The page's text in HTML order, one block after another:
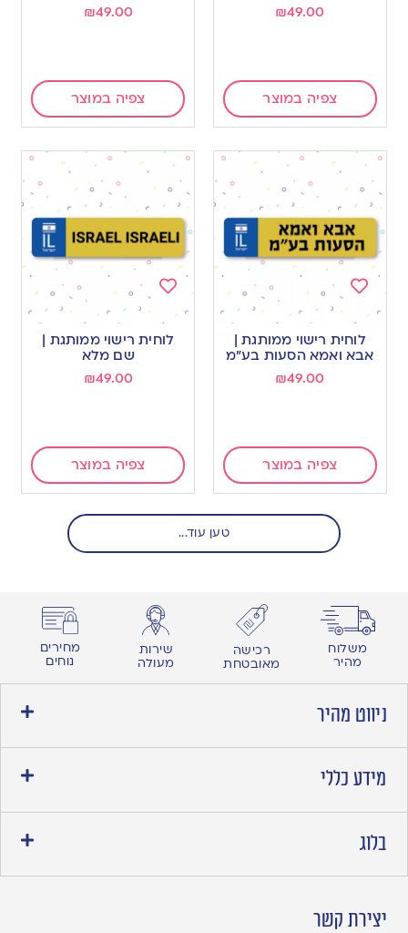
₪49.00
צפיה במוצר
₪49.00
צפיה במוצר
Add
to
wishlist
לוחית רישוי ממותגת |
אבא ואמא הסעות בע”מ
₪49.00
צפיה במוצר
Add
to
wishlist
לוחית רישוי ממותגת |
שם מלא
₪49.00
צפיה במוצר
טען עוד...
משלוח
מהיר
רכישה
מאובטחת
שירות
מעולה
מחירים
נוחים
ניווט מהיר
מידע כללי
בלוג
יצירת קשר